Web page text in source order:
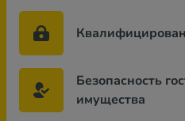
Безопасность
имущества